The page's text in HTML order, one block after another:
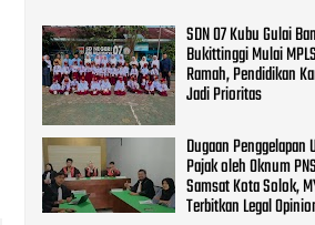
SDN 07 Kubu Gulai
Bukittinggi Mulai MPLS
Ramah, Pendidikan
Jadi Prioritas
Dugaan Penggelapan
Pajak oleh Oknum PNS
Samsat Kota Solok,
Terbitkan Legal